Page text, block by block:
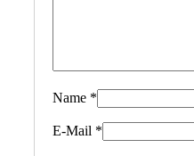
Name *
E-Mail *